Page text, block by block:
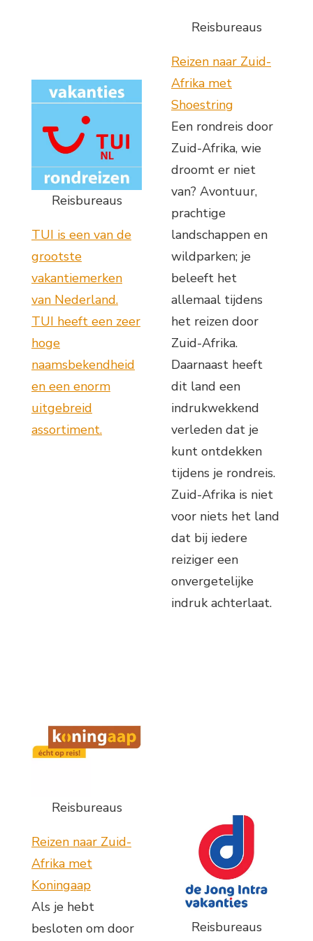
Reisbureaus
TUI is een van de
grootste
vakantiemerken
van Nederland.
TUI heeft een zeer
hoge
naamsbekendheid
en een enorm
uitgebreid
assortiment.
Reisbureaus
Reizen naar Zuid-
Afrika met
Shoestring
Een rondreis door
Zuid-Afrika, wie
droomt er niet
van? Avontuur,
prachtige
landschappen en
wildparken; je
beleeft het
allemaal tijdens
het reizen door
Zuid-Afrika.
Daarnaast heeft
dit land een
indrukwekkend
verleden dat je
kunt ontdekken
tijdens je rondreis.
Zuid-Afrika is niet
voor niets het land
dat bij iedere
reiziger een
onvergetelijke
indruk achterlaat.
Reisbureaus
Reizen naar Zuid-
Afrika met
Koningaap
Als je hebt
besloten om door
Reisbureaus